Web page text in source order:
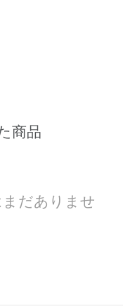
商品
だありませ